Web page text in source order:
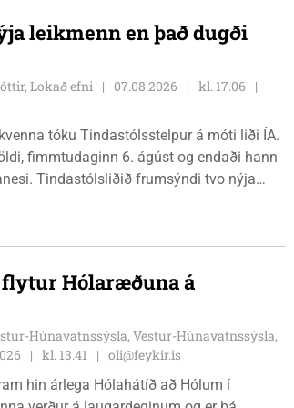
leikmenn en það dugði
Lokað efni 07.08.2026
kl. 17.06
tóku Tindastólsstelpur á móti liði ÍA.
fimmtudaginn 6. ágúst og endaði hann
Tindastólsliðið frumsýndi tvo nýja
Hólaræðuna á
Húnavatnssýsla, Vestur-Húnavatnssýsla,
kl. 13.41
oli@feykir.is
hin árlega Hólahátíð að Hólum í